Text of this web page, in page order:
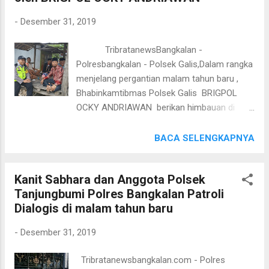
tidak menggunakan Knalpot Brong menjelang
DAKY DZUL QORNAIN S.H. melalui Kasubag
Humas Polres Bangkalan IPTU M.BAHRUDI
,SH. menyampaikan " bahwa petugas dari
Polsek Galis akan selalu turun dan dekat
dengan msyarakat tutur Kapolsek".
- Desember 31, 2019
TribratanewsBangkalan -
Polresbangkalan - Polsek Galis,Dalam rangka
menjelang pergantian malam tahun baru ,
Bhabinkamtibmas Polsek Galis BRIGPOL
OCKY ANDRIAWAN berikan himbauan di
Galis siang hari ini Selasa (31/12/2019) jam
kesempatan siang hari ini Bhabinkamtibmas
Polsek Galis BRIGPOL OCKY ANDRIAWAN
lakukan dialogis dengan warga di desa
Bangkalan agar pemilik bengkel tidak
warga menjelang malam pergantian tahun
BACA SELENGKAPNYA
Kanit Sabhara dan Anggota Polsek
Tanjungbumi Polres Bangkalan Patroli
Dialogis di malam tahun baru
- Desember 31, 2019
Tribratanewsbangkalan.com - Polres